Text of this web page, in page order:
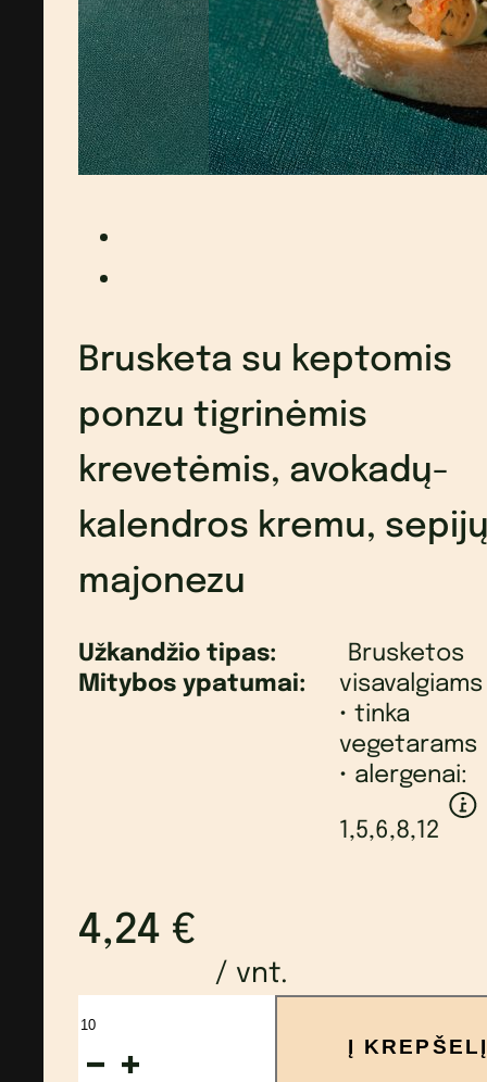
Brusketa su keptomis
ponzu tigrinėmis
krevetėmis, avokadų-
kalendros kremu,
majonezu
Užkandžio tipas:
Brusketos
Mitybos ypatumai:
visavalgiams
• tinka
vegetarams
• alergenai:
1,5,6,8,12
4,24 €
/ vnt.
produkto
kiekis:
Į